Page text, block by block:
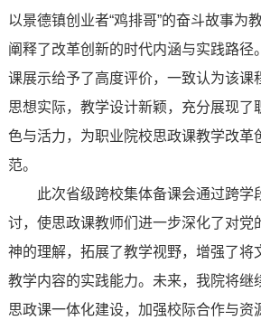
以景德镇创业者“鸡排哥”的奋斗故事为
阐释了改革创新的时代内涵与实践路径
课展示给予了高度评价，一致认为该课
思想实际，教学设计新颖，充分展现了
色与活力，为职业院校思政课教学改革
范。
此次省级跨校集体备课会通过跨学
讨，使思政课教师们进一步深化了对党
神的理解，拓展了教学视野，增强了将
教学内容的实践能力。未来，我院将继
思政课一体化建设，加强校际合作与资